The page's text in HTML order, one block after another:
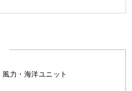
力・海洋ユニット